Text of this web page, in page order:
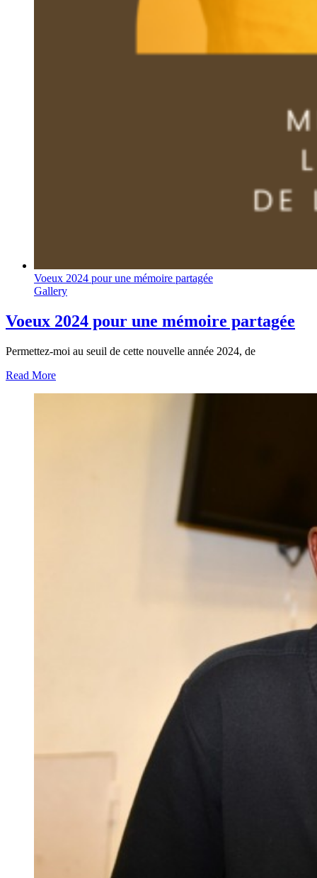
Voeux 2024 pour une mémoire partagée
Gallery
Voeux 2024 pour une mémoire partagée
Permettez-moi au seuil de cette nouvelle année 2024, de
Read More